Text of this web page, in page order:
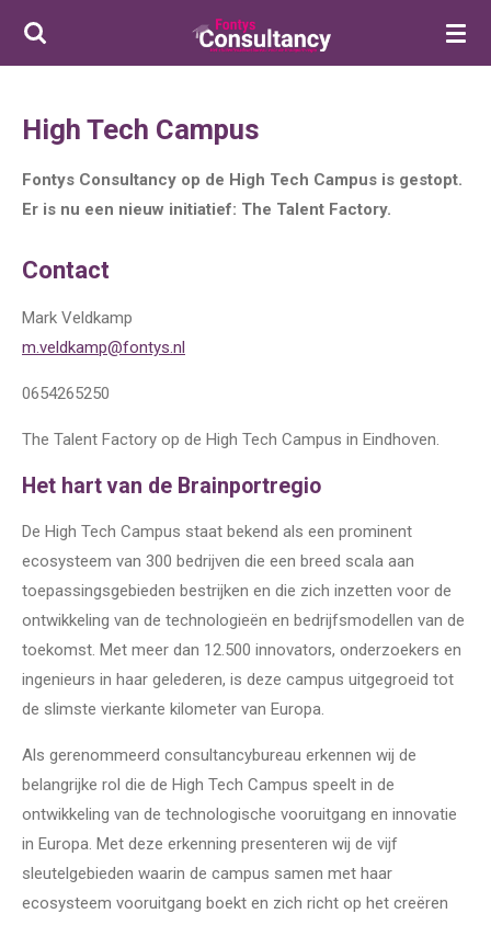
Ga
hoofdinhoud
High Tech Campus
Fontys Consultancy op de High Tech Campus is gestopt.
Er is nu een nieuw initiatief: The Talent Factory.
Contact
Mark Veldkamp
m.veldkamp@fontys.nl
0654265250
The Talent Factory op de High Tech Campus in Eindhoven.
Het hart van de Brainportregio
De High Tech Campus staat bekend als een prominent
ecosysteem van 300 bedrijven die een breed scala aan
toepassingsgebieden bestrijken en die zich inzetten voor de
ontwikkeling van de technologieën en bedrijfsmodellen van de
toekomst. Met meer dan 12.500 innovators, onderzoekers en
ingenieurs in haar gelederen, is deze campus uitgegroeid tot
de slimste vierkante kilometer van Europa.
Als gerenommeerd consultancybureau erkennen wij de
belangrijke rol die de High Tech Campus speelt in de
ontwikkeling van de technologische vooruitgang en innovatie
in Europa. Met deze erkenning presenteren wij de vijf
sleutelgebieden waarin de campus samen met haar
ecosysteem vooruitgang boekt en zich richt op het creëren